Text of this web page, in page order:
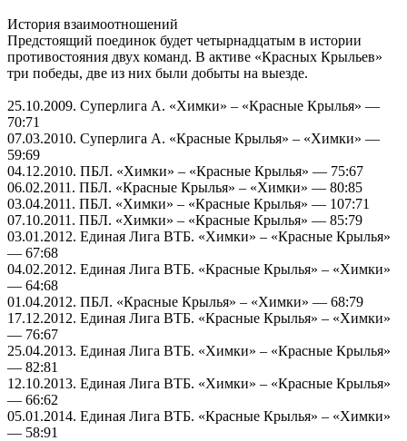
История взаимоотношений
Предстоящий поединок будет четырнадцатым в истории
противостояния двух команд. В активе «Красных Крыльев»
три победы, две из них были добыты на выезде.
25.10.2009. Суперлига А. «Химки» – «Красные Крылья» —
70:71
07.03.2010. Суперлига А. «Красные Крылья» – «Химки» —
59:69
04.12.2010. ПБЛ. «Химки» – «Красные Крылья» — 75:67
06.02.2011. ПБЛ. «Красные Крылья» – «Химки» — 80:85
03.04.2011. ПБЛ. «Химки» – «Красные Крылья» — 107:71
07.10.2011. ПБЛ. «Химки» – «Красные Крылья» — 85:79
03.01.2012. Единая Лига ВТБ. «Химки» – «Красные Крылья»
— 67:68
04.02.2012. Единая Лига ВТБ. «Красные Крылья» – «Химки»
— 64:68
01.04.2012. ПБЛ. «Красные Крылья» – «Химки» — 68:79
17.12.2012. Единая Лига ВТБ. «Красные Крылья» – «Химки»
— 76:67
25.04.2013. Единая Лига ВТБ. «Химки» – «Красные Крылья»
— 82:81
12.10.2013. Единая Лига ВТБ. «Химки» – «Красные Крылья»
— 66:62
05.01.2014. Единая Лига ВТБ. «Красные Крылья» – «Химки»
— 58:91